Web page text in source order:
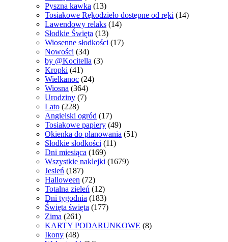
Pyszna kawka (13)
Tosiakowe Rękodzieło dostępne od ręki (14)
Lawendowy relaks (14)
Słodkie Święta (13)
Wiosenne słodkości (17)
Nowości (34)
by @Kocitella (3)
Kropki (41)
Wielkanoc (24)
Wiosna (364)
Urodziny (7)
Lato (228)
Angielski ogród (17)
Tosiakowe papiery (49)
Okienka do planowania (51)
Słodkie słodkości (11)
Dni miesiąca (169)
Wszystkie naklejki (1679)
Jesień (187)
Halloween (72)
Totalna zieleń (12)
Dni tygodnia (183)
Święta święta (177)
Zima (261)
KARTY PODARUNKOWE (8)
Ikony (48)